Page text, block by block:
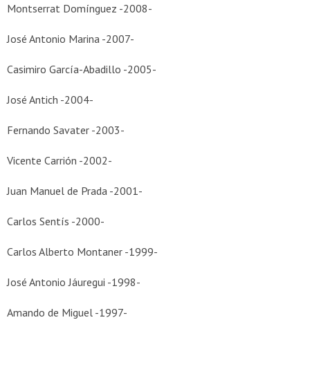
Montserrat Domínguez -2008-
José Antonio Marina -2007-
Casimiro García-Abadillo -2005-
José Antich -2004-
Fernando Savater -2003-
Vicente Carrión -2002-
Juan Manuel de Prada -2001-
Carlos Sentís -2000-
Carlos Alberto Montaner -1999-
José Antonio Jáuregui -1998-
Amando de Miguel -1997-